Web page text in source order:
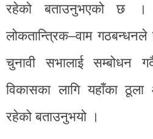
रहेको बताउनुभएको छ
लोकतान्त्रिक–वाम
चुनावी सभालाई सम्बोधन
विकासका लागि यहाँका ठूला
रहेको बताउनुभयो ।